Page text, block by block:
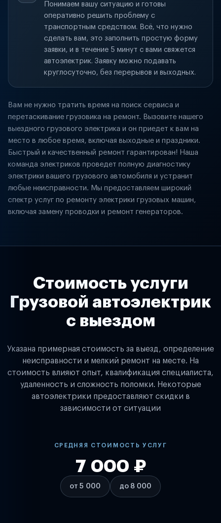
Понимаем вашу ситуацию и готовы
оперативно решить проблему с
транспортным средством. Всё, что нужно
сделать вам, это заполнить простую форму
заявки, и в течение 5 минут с вами свяжется
автоэлектрик. Заявку можно подавать
круглосуточно, без перерывов и выходных.
Вам не нужно тратить время на поиск сервиса и
перетаскивание грузовика на ремонт. Вызовите нашего
выездного грузового электрика и он приедет к вам на
место в любое время, включая выходные и праздники.
Быстрый и качественный ремонт гарантирован! Наша
команда электриков проведет полную диагностику
электрики вашего грузового автомобиля и устранит
любые неисправности. Мы предоставляем широкий
спектр услуг по ремонту электрики грузовых машин,
включая замену проводки и ремонт генераторов.
Стоимость услуги
Грузовой автоэлектрик
с выездом
Указана примерная стоимость за выезд, определение
неисправности и мелкий ремонт на месте. На
стоимость влияют опыт, квалификация специалиста,
удаленность и сложность поломки. Некоторые
автоэлектрики предоставляют скидки в
зависимости от ситуации
СРЕДНЯЯ СТОИМОСТЬ УСЛУГ
от 5 000
7 000 ₽
до 8 000